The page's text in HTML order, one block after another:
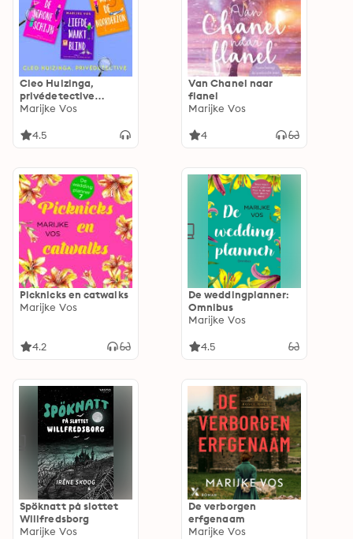
Cleo Huizinga,
privédetective
bundel 2: De schone
/ Met de noorderzon
Marijke Vos
4.5
Van Chanel naar
flanel
Marijke Vos
4
Picknicks en catwalks
Marijke Vos
4.2
De weddingplanner:
Omnibus
Marijke Vos
4.5
Spöknatt på slottet
Willfredsborg
Marijke Vos
De verborgen
erfgenaam
Marijke Vos